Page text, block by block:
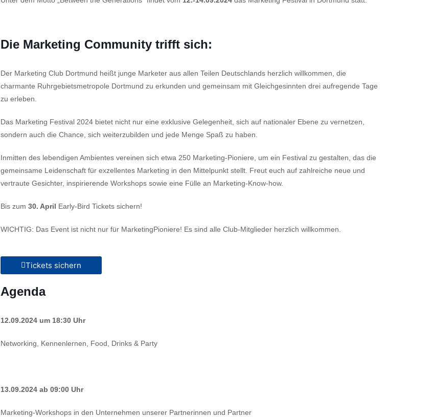
Die Marketing Community trifft sich:
Der Marketing Club Dortmund heißt junge Marketer aus allen Teilen Deutschlands herzlich willkommen, die
charmante Ruhrgebietsmetropole Dortmund zu erkunden und gemeinsam mit Gleichgesinnten drei aufregende Tage
zu erleben.
Das Marketing Festival 2024 bietet nicht nur eine exklusive Gelegenheit, sich auf nationaler Ebene zu vernetzen,
sondern auch die Chance, sich weiterzubilden und jede Menge Spaß zu haben.
Inmitten des lebendigen Ambientes vereinen sich etwa 250 Marketing-Pioniere, um ein Festival zu gestalten, das die
gemeinsame Leidenschaft für exzellentes Marketing in den Mittelpunkt stellt. Freut euch auf zahlreiche neue und
vertraute Gesichter, inspirierende Workshops sowie eine Fülle an Marketing-Know-how.
Bis zum 30. April Early-Bird Tickets sichern!
WICHTIG: Das Event ist nicht nur für MarketingPioniere! Es sind alle Club-Mitglieder herzlich willkommen.
Tickets sichern
Agenda
12.09.2024 um 18:30 Uhr
Networking, Kennenlernen, Food, Drinks & Party
13.09.2024 ab 09:00 Uhr
Marketing-Workshops in den Unternehmen unserer Partnerinnen und Partner